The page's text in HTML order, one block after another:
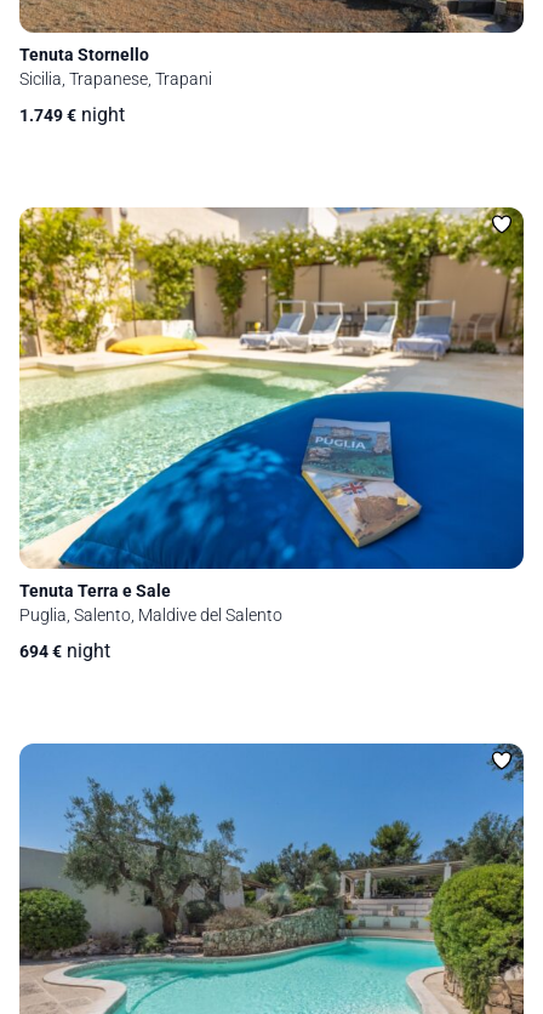
Tenuta Stornello
Sicilia, Trapanese, Trapani
1.749€ night
Tenuta Terra e Sale
Puglia, Salento, Maldive del Salento
694€ night